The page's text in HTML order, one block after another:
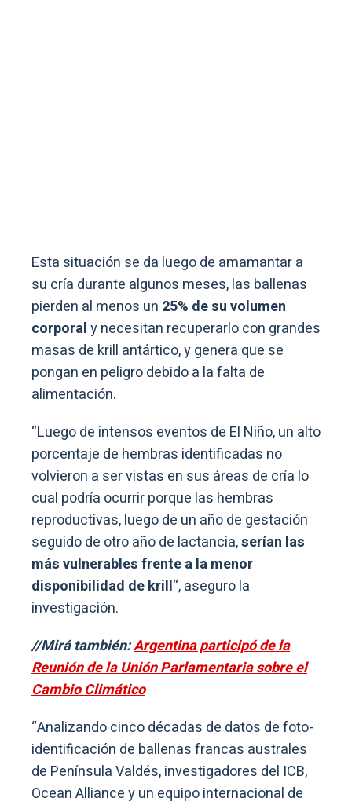
Esta situación se da luego de amamantar a
su cría durante algunos meses, las ballenas
pierden al menos un 25% de su volumen
corporaly necesitan recuperarlo con grandes
masas de krill antártico, y genera que se
pongan en peligro debido a la falta de
alimentación.
“Luego de intensos eventos de El Niño, un alto
porcentaje de hembras identificadas no
volvieron a ser vistas en sus áreas de cría lo
cual podría ocurrir porque las hembras
reproductivas, luego de un año de gestación
seguido de otro año de lactancia,serían las
más vulnerables frente a la menor
disponibilidad de krill“, aseguro la
investigación.
//Mirá también:Argentina participó de la
Reunión de la Unión Parlamentaria sobre el
Cambio Climático
“Analizando cinco décadas de datos de foto-
identificación de ballenas francas australes
de Península Valdés, investigadores del ICB,
Ocean Alliance y un equipo internacional de